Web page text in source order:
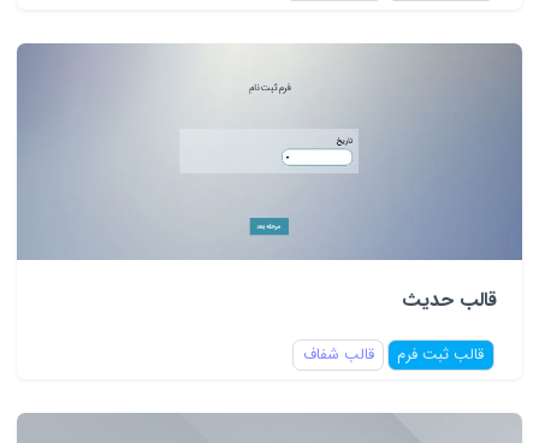
قالب حدیث
قالب ثبت فرم قالب شفاف